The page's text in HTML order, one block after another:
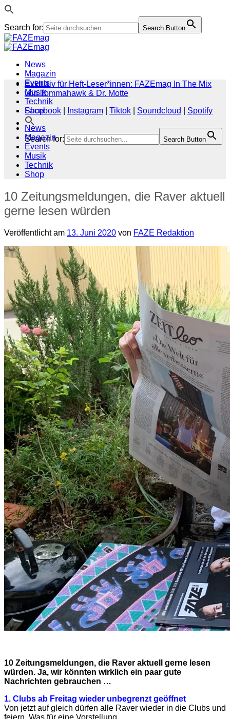
Search for: Search Button
Zum
Inhalt
News
Magazin
Events
Musik
Technik
Shop
Search for: Search Button
Exklusiv für Heft-Leser*innen: FAZEmag In The Mix
von Tommahawk & Dr. Motte
Facebook
Instagram Tiktok Soundcloud
Spotify
News
Magazin
Events
Musik
Technik
Shop
10 Zeitungsmeldungen, die Raver aktuell
gerne lesen würden
Veröffentlicht am 13. Juni 2020 von FAZE Redaktion
10 Zeitungsmeldungen, die Raver aktuell gerne lesen
würden. Ja, wir könnten wirklich ein paar gute
Nachrichten gebrauchen …
1. Clubs ab Freitag wieder unbegrenzt geöffnet
Von jetzt auf gleich dürfen alle Raver wieder in die Clubs und
feiern. Was für eine Vorstellung …